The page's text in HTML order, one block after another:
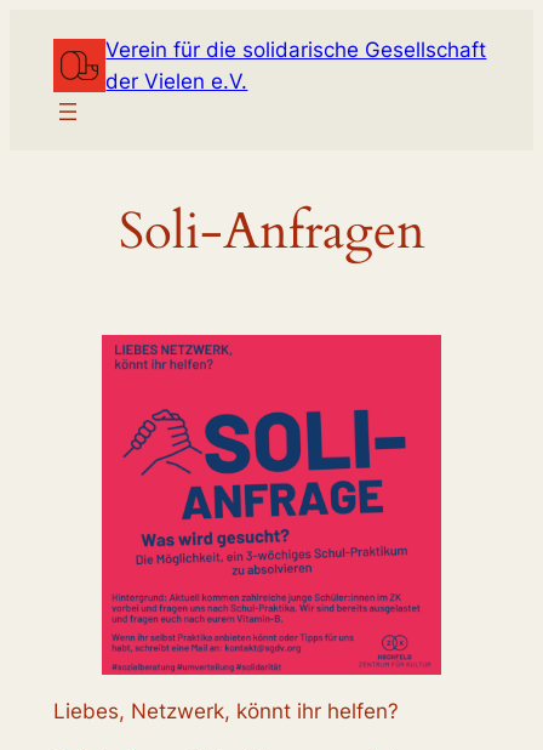
Inhalt
springen
Verein für die solidarische Gesellschaft
der Vielen e.V.
Soli-Anfragen
Liebes, Netzwerk, könnt ihr helfen?